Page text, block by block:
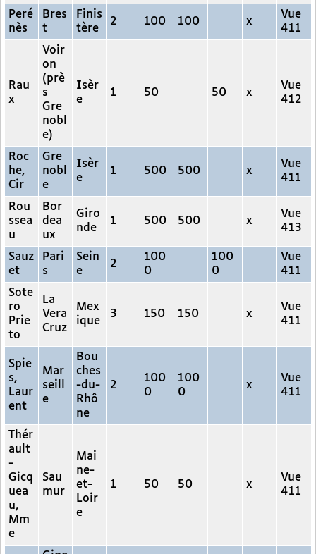
Peré
nès
Bres
t
Finis
tère
2 100 100 x
Vue
411
Rau
x
Voir
on
(prè
s
Gre
nobl
e)
Isèr
e
1 50 50 x
Vue
412
Roc
he,
Cir
Gre
nobl
e
Isèr
e
1 500 500 x
Vue
411
Rou
ssea
u
Bor
dea
ux
Giro
nde
1 500 500 x
Vue
413
Sauz
et
Pari
s
Sein
e
2
100
0
100
0
Vue
411
Sote
ro
Prie
to
La
Vera
Cruz
Mex
ique
3 150 150 x
Vue
411
Spie
s,
Laur
ent
Mar
seill
e
Bou
ches
-du-
Rhô
ne
2
100
0
100
0
x
Vue
411
Thér
ault
-
Gicq
uea
u,
Mm
e
Sau
mur
Mai
ne-
et-
Loir
e
1 50 50 x
Vue
411